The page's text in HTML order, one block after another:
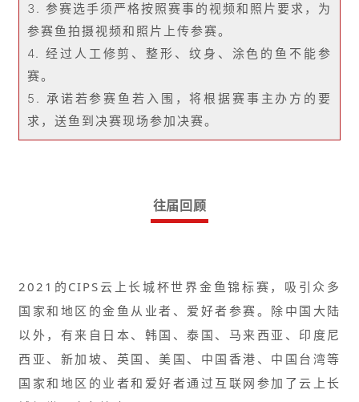
3. 参赛选手须严格按照赛事的视频和照片要求，为
参赛鱼拍摄视频和照片上传参赛。
4. 经过人工修剪、整形、纹身、涂色的鱼不能参
赛。
5. 承诺若参赛鱼若入围，将根据赛事主办方的要
求，送鱼到决赛现场参加决赛。
往届回顾
2021的CIPS云上长城杯世界金鱼锦标赛，吸引众多
国家和地区的金鱼从业者、爱好者参赛。除中国大陆
以外，有来自日本、韩国、泰国、马来西亚、印度尼
西亚、新加坡、英国、美国、中国香港、中国台湾等
国家和地区的业者和爱好者通过互联网参加了云上长